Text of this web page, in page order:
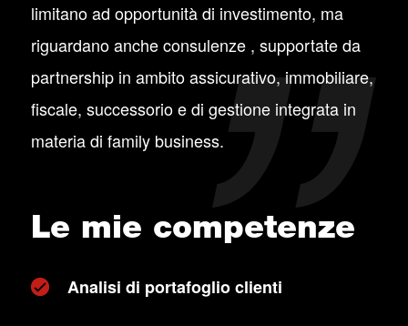
limitano ad opportunità di investimento, ma
riguardano anche consulenze , supportate da
partnership in ambito assicurativo, immobiliare,
fiscale, successorio e di gestione integrata in
materia di family business.
Le mie competenze
Analisi di portafoglio clienti